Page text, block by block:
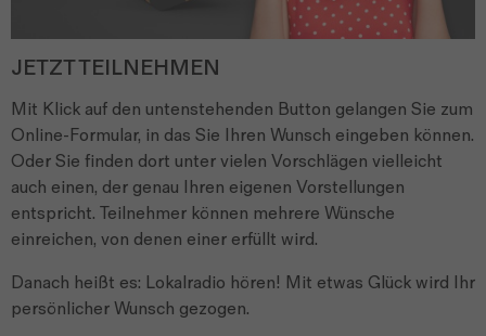
JETZT TEILNEHMEN
Mit Klick auf den untenstehenden Button gelangen Sie zum
Online-Formular, in das Sie Ihren Wunsch eingeben können.
Oder Sie finden dort unter vielen Vorschlägen vielleicht
auch einen, der genau Ihren eigenen Vorstellungen
entspricht. Teilnehmer können mehrere Wünsche
einreichen, von denen einer erfüllt wird.
Danach heißt es: Lokalradio hören! Mit etwas Glück wird Ihr
persönlicher Wunsch gezogen.